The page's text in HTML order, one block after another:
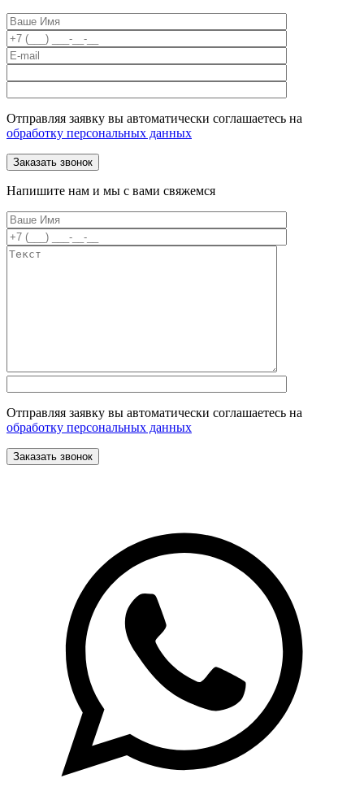
Отправляя заявку вы автоматически соглашаетесь на
обработку персональных данных
Напишите нам и мы с вами свяжемся
Отправляя заявку вы автоматически соглашаетесь на
обработку персональных данных